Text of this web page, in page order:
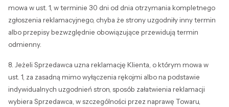
mowa w ust. 1, w terminie 30 dni od dnia otrzymania kompletnego
zgłoszenia reklamacyjnego, chyba że strony uzgodniły inny termin
albo przepisy bezwzględnie obowiązujące przewidują termin
odmienny.
8. Jeżeli Sprzedawca uzna reklamację Klienta, o którym mowa w
ust. 1, za zasadną mimo wyłączenia rękojmi albo na podstawie
indywidualnych uzgodnień stron, sposób załatwienia reklamacji
wybiera Sprzedawca, w szczególności przez naprawę Towaru,